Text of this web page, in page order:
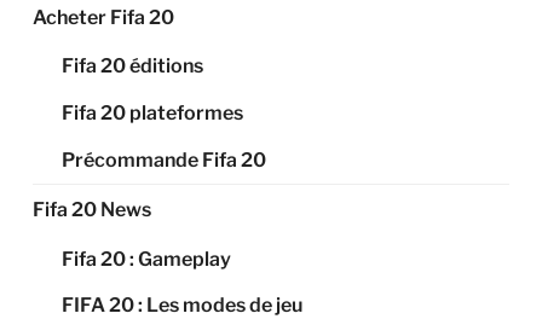
Acheter Fifa 20
Fifa 20 éditions
Fifa 20 plateformes
Précommande Fifa 20
Fifa 20 News
Fifa 20 : Gameplay
FIFA 20 : Les modes de jeu